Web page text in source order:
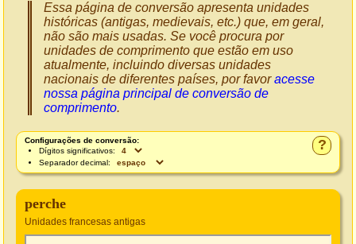
Essa página de conversão apresenta unidades
históricas (antigas, medievais, etc.) que, em geral,
não são mais usadas. Se você procura por
unidades de comprimento que estão em uso
atualmente, incluindo diversas unidades
nacionais de diferentes países, por favoracesse
nossa página principal de conversão de
comprimento.
?
Configurações de conversão:
Dígitos significativos:
Separador decimal:
perche
Unidades francesas antigas